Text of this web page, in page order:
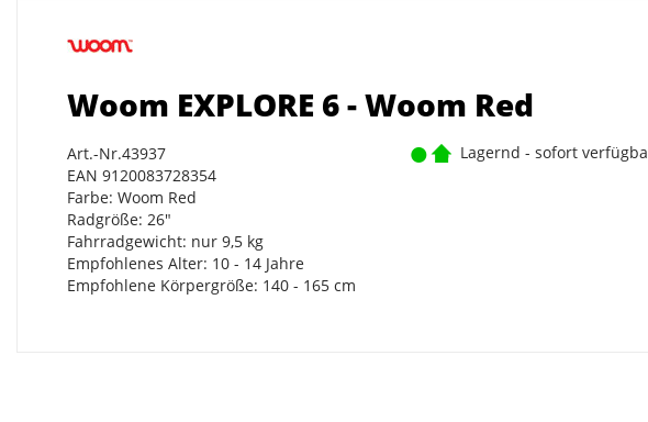
Woom EXPLORE 6 - Woom Red
Art.-Nr.43937
EAN 9120083728354
Farbe: Woom Red
Radgröße: 26"
Fahrradgewicht: nur 9,5 kg
Empfohlenes Alter: 10 - 14 Jahre
Empfohlene Körpergröße: 140 - 165 cm
Lagernd - sofort